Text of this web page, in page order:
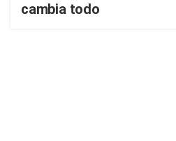
cambia todo